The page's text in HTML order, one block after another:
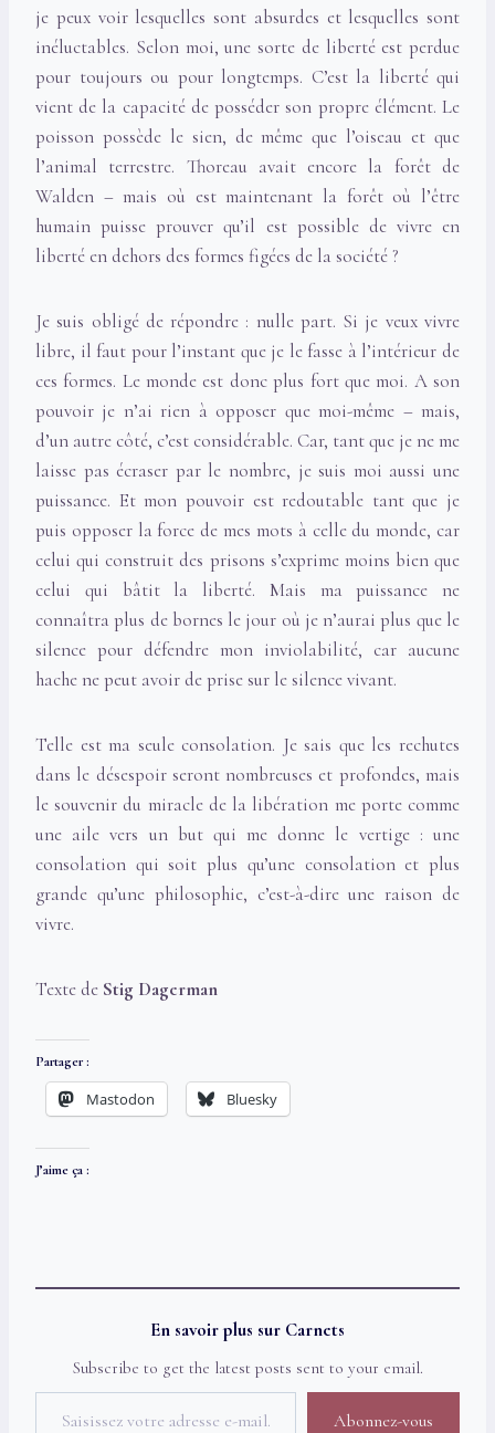
je peux voir lesquelles sont absurdes et lesquelles sont
inéluctables. Selon moi, une sorte de liberté est perdue
pour toujours ou pour longtemps. C’est la liberté qui
vient de la capacité de posséder son propre élément. Le
poisson possède le sien, de même que l’oiseau et que
l’animal terrestre. Thoreau avait encore la forêt de
Walden – mais où est maintenant la forêt où l’être
humain puisse prouver qu’il est possible de vivre en
liberté en dehors des formes figées de la société ?
Je suis obligé de répondre : nulle part. Si je veux vivre
libre, il faut pour l’instant que je le fasse à l’intérieur de
ces formes. Le monde est donc plus fort que moi. A son
pouvoir je n’ai rien à opposer que moi-même – mais,
d’un autre côté, c’est considérable. Car, tant que je ne me
laisse pas écraser par le nombre, je suis moi aussi une
puissance. Et mon pouvoir est redoutable tant que je
puis opposer la force de mes mots à celle du monde, car
celui qui construit des prisons s’exprime moins bien que
celui qui bâtit la liberté. Mais ma puissance ne
connaîtra plus de bornes le jour où je n’aurai plus que le
silence pour défendre mon inviolabilité, car aucune
hache ne peut avoir de prise sur le silence vivant.
Telle est ma seule consolation. Je sais que les rechutes
dans le désespoir seront nombreuses et profondes, mais
le souvenir du miracle de la libération me porte comme
une aile vers un but qui me donne le vertige : une
consolation qui soit plus qu’une consolation et plus
grande qu’une philosophie, c’est-à-dire une raison de
vivre.
Texte de Stig Dagerman
Partager :
Mastodon Bluesky
J’aime ça :
En savoir plus sur Carnets
Subscribe to get the latest posts sent to your email.
Saisissez votre adresse e-mail…
Abonnez-vous